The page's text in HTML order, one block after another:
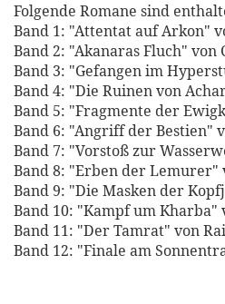
Folgende Romane sind
Band 1: "Attentat auf Arkon"
Band 2: "Akanaras Fluch" von
Band 3: "Gefangen im
Band 4: "Die Ruinen von
Band 5: "Fragmente der
Band 6: "Angriff der Bestien"
Band 7: "Vorstoß zur
Band 8: "Erben der Lemurer"
Band 9: "Die Masken der
Band 10: "Kampf um
Band 11: "Der Tamrat" von
Band 12: "Finale am